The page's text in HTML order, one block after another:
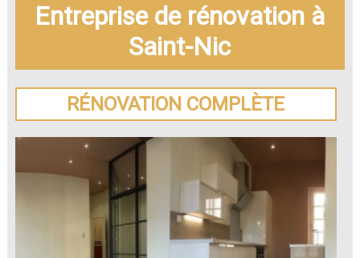
Entreprise de rénovation à
Saint-Nic
RÉNOVATION COMPLÈTE